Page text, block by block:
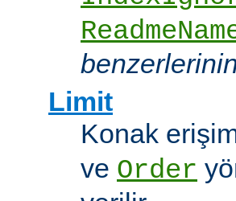
Limit
Konak
ve Order